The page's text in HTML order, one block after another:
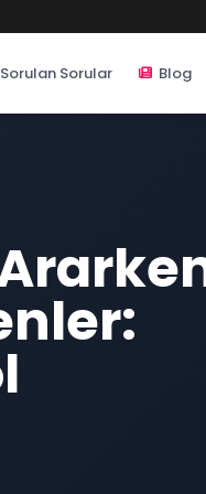
Sorulan Sorular Blog